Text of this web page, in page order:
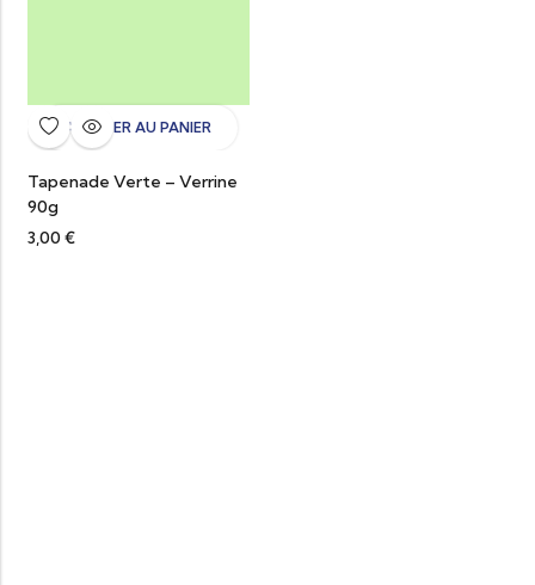
AJOUTER AU PANIER
Tapenade Verte – Verrine
90g
3,00 €